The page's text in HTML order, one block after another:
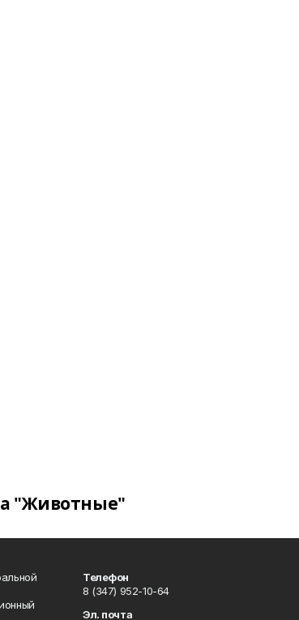
"Животные"
Телефон
8 (347) 952-10-64
Эл. почта